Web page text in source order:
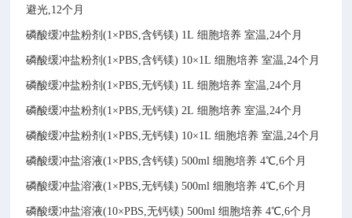
避光,12个月
磷酸缓冲盐粉剂(1×PBS,含钙镁) 1L 细胞培养 室温,24个月
磷酸缓冲盐粉剂(1×PBS,含钙镁) 10×1L 细胞培养 室温,24个月
磷酸缓冲盐粉剂(1×PBS,无钙镁) 1L 细胞培养 室温,24个月
磷酸缓冲盐粉剂(1×PBS,无钙镁) 2L 细胞培养 室温,24个月
磷酸缓冲盐粉剂(1×PBS,无钙镁) 10×1L 细胞培养 室温,24个月
磷酸缓冲盐溶液(1×PBS,含钙镁) 500ml 细胞培养 4℃,6个月
磷酸缓冲盐溶液(1×PBS,无钙镁) 500ml 细胞培养 4℃,6个月
磷酸缓冲盐溶液(10×PBS,无钙镁) 500ml 细胞培养 4℃,6个月